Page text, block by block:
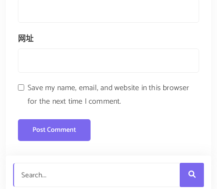
网址
Save my name, email, and website in this browser
for the next time I comment.